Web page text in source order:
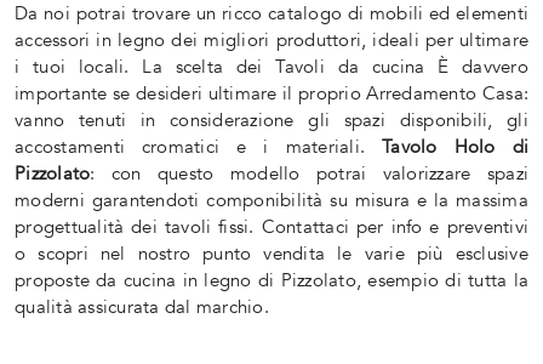
Da noi potrai trovare un ricco catalogo di mobili ed elementi
accessori in legno dei migliori produttori, ideali per ultimare
i tuoi locali. La scelta dei Tavoli da cucina È davvero
importante se desideri ultimare il proprio Arredamento Casa:
vanno tenuti in considerazione gli spazi disponibili, gli
accostamenti cromatici e i materiali.Tavolo Holo di
Pizzolato: con questo modello potrai valorizzare spazi
moderni garantendoti componibilità su misura e la massima
progettualità dei tavoli fissi. Contattaci per info e preventivi
o scopri nel nostro punto vendita le varie più esclusive
proposte da cucina in legno di Pizzolato, esempio di tutta la
qualità assicurata dal marchio.